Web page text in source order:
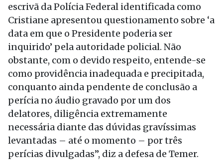
escrivã da Polícia Federal identificada como
Cristiane apresentou questionamento sobre ‘a
data em que o Presidente poderia ser
inquirido’ pela autoridade policial. Não
obstante, com o devido respeito, entende-se
como providência inadequada e precipitada,
conquanto ainda pendente de conclusão a
perícia no áudio gravado por um dos
delatores, diligência extremamente
necessária diante das dúvidas gravíssimas
levantadas – até o momento – por três
perícias divulgadas”, diz a defesa de Temer.